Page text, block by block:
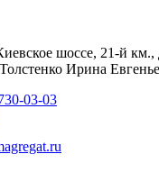
шоссе, 21-й км.,
Ирина
03-03